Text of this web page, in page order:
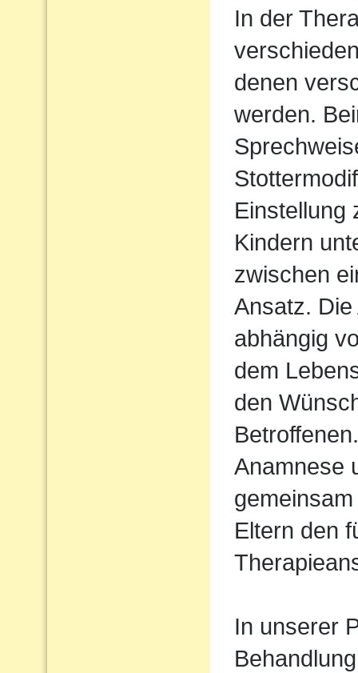
In der
denen
werden.
Einstellung
Kindern
zwischen
Ansatz. Die
abhängig
dem
den
Anamnese
Eltern den
In unserer